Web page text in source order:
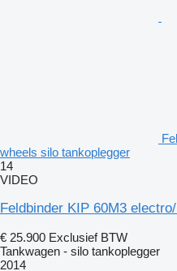
wheels silo tankoplegger
14
VIDEO
Feldbinder KIP 60M3
€ 25.900 Exclusief BTW
Tankwagen - silo tankoplegger
2014